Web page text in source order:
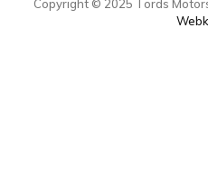
Copyright © 2025 Tords